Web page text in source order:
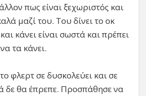
πως είναι ξεχωριστός και
μαζί του. Του δίνει το οκ
κάνει είναι σωστά και πρέπει
τα κάνει.
φλερτ σε δυσκολεύει και σε
δε θα έπρεπε. Προσπάθησε να